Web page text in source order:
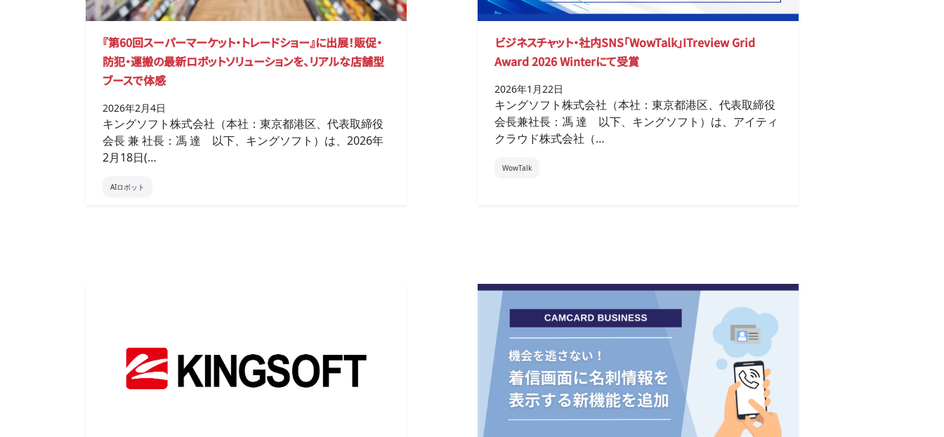
『第60回スーパーマーケット・トレードショー』に出展！販促・
防犯・運搬の最新ロボットソリューションを、リアルな店舗型
ブースで体感
2026年2月4日
キングソフト株式会社（本社：東京都港区、代表取締役
会長 兼 社長：馮 達 以下、キングソフト）は、2026年
2月18日(…
AIロボット
ビジネスチャット・社内SNS「WowTalk」ITreview Grid
Award 2026 Winterにて受賞
2026年1月22日
キングソフト株式会社（本社：東京都港区、代表取締役
会長兼社長：馮 達 以下、キングソフト）は、アイティ
クラウド株式会社（…
WowTalk